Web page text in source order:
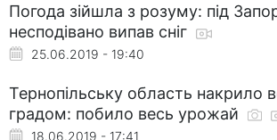
Погода зійшла з розуму: під
несподівано випав сніг
25.06.2019 - 19:40
Тернопільську область накрило
градом: побило весь урожай
18.06.2019 - 17:41